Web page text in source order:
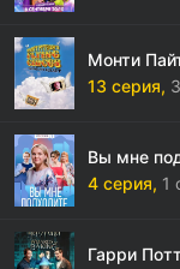
Монти
13 серия,
Вы мне
4 серия, 1
Гарри